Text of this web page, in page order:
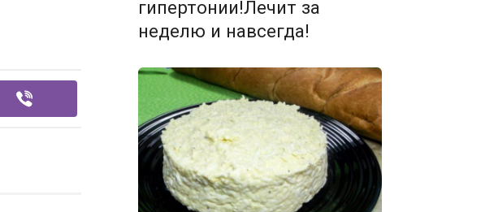
гипертонии!Лечит за
неделю и навсегда!